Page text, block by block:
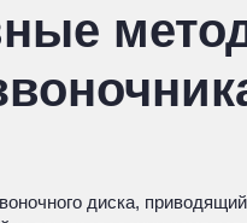
диска, приводящий